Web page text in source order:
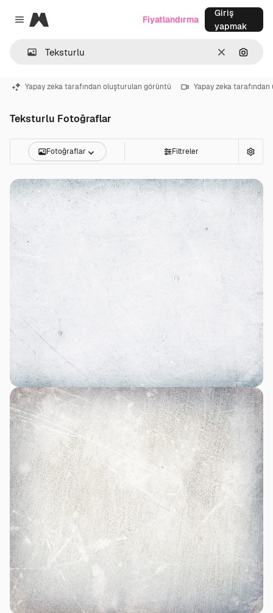
Close menu
Magnific
Temizlemek
Fiyatlandırma
Giriş
yapmak
Yapay zeka tarafından oluşturulan görüntü Yapay zeka
Teksturlu Fotoğraflar
Fotoğraflar Filtreler